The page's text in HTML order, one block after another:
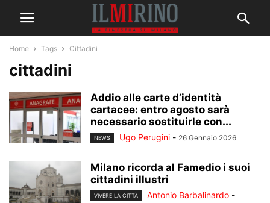
Home Tags Cittadini
cittadini
Addio alle carte d’identità
cartacee: entro agosto sarà
necessario sostituirle con...
NEWS Ugo Perugini - 26 Gennaio 2026
Milano ricorda al Famedio i suoi
cittadini illustri
VIVERE LA CITTÀ Antonio Barbalinardo -